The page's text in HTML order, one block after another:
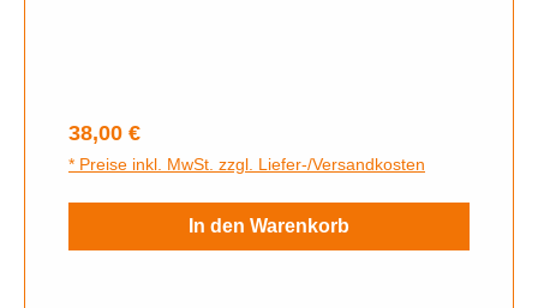
Regulärer Preis:
38,00 €
* Preise inkl. MwSt. zzgl. Liefer-/Versandkosten
In den Warenkorb